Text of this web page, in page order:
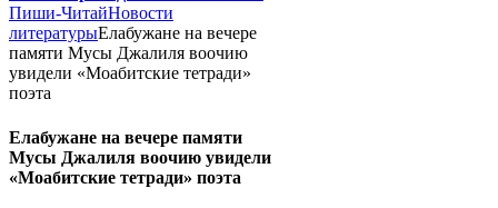
Пиши-ЧитайНовости
литературыЕлабужане на вечере
памяти Мусы Джалиля воочию
увидели «Моабитские тетради»
поэта
Елабужане на вечере памяти
Мусы Джалиля воочию увидели
«Моабитские тетради» поэта